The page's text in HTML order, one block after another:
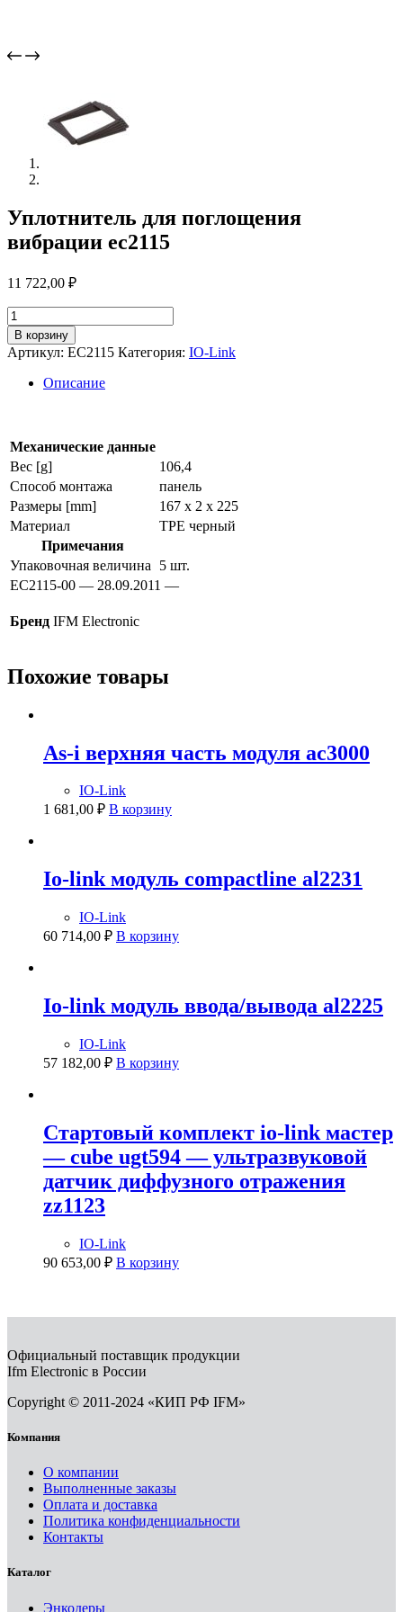
Уплотнитель для поглощения
вибрации ec2115
11 722,00 ₽
Количество
товара
Уплотнитель
для
поглощения
вибрации
В корзину
Артикул: EC2115 Категория: IO-Link
Описание
Механические данные
Вес [g]
106,4
Способ монтажа
панель
Размеры [mm]
167 x 2 x 225
Материал
TPE черный
Примечания
Упаковочная величина
5 шт.
EC2115-00 — 28.09.2011 —
Бренд IFM Electronic
Похожие товары
As-i верхняя часть модуля ac3000
IO-Link
1 681,00 ₽ В корзину
Io-link модуль compactline al2231
IO-Link
60 714,00 ₽ В корзину
Io-link модуль ввода/вывода al2225
IO-Link
57 182,00 ₽ В корзину
Стартовый комплект io-link мастер
— cube ugt594 — ультразвуковой
датчик диффузного отражения
zz1123
IO-Link
90 653,00 ₽ В корзину
Официальный поставщик продукции
Ifm Electronic в России
Copyright © 2011-2024 «КИП РФ IFM»
Компания
О компании
Выполненные заказы
Оплата и доставка
Политика конфиденциальности
Контакты
Каталог
Энкодеры